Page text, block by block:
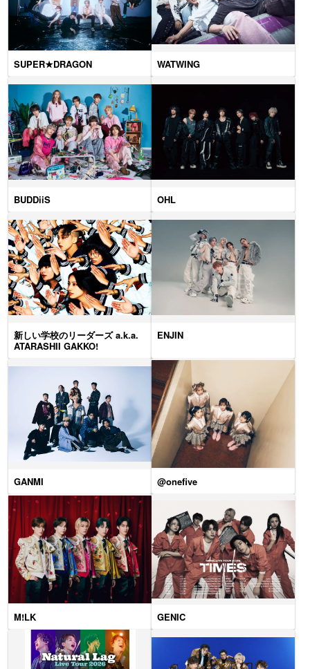
SUPER★DRAGON WATWING
BUDDiiS OHL
新しい学校のリーダーズ a.k.a.
ATARASHII GAKKO!
ENJIN
GANMI @onefive
M!LK GENIC